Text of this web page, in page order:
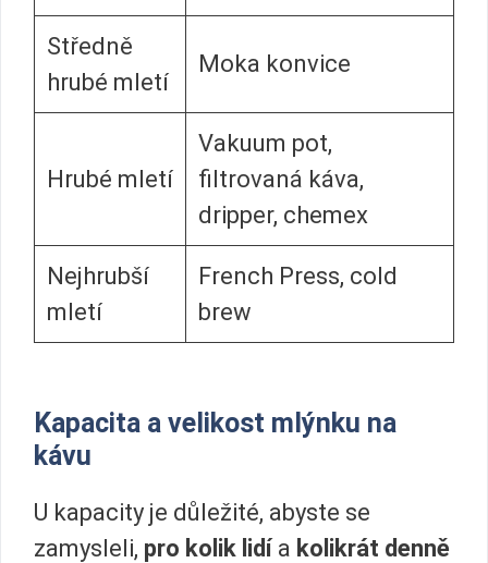
Středně
hrubé mletí
Moka konvice
Hrubé mletí
Vakuum pot,
filtrovaná káva,
dripper, chemex
Nejhrubší
mletí
French Press, cold
brew
Kapacita a velikost mlýnku na
kávu
U kapacity je důležité, abyste se
zamysleli, pro kolik lidí a kolikrát denně